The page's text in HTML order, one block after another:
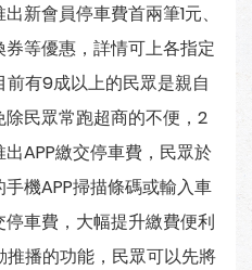
新會員停車費首兩筆1元、
等優惠，詳情可上各指定
前有9成以上的民眾是親自
民眾常跑超商的不便，2
APP繳交停車費，民眾於
機APP掃描條碼或輸入車
車費，大幅提升繳費便利
推播的功能，民眾可以先將